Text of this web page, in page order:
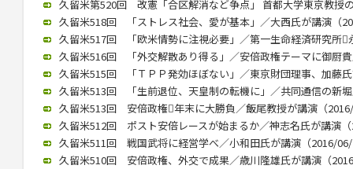
久留米第520回 改憲「合区解消など争点」 首都大学東京教授
久留米518回 「ストレス社会、愛が基本」／大西氏が講演（
久留米517回 「欧米情勢に注視必要」／第一生命経済研究所
久留米516回 「外交解散あり得る」／安倍政権テーマに御厨
久留米515回 「ＴＰＰ発効ほぼない」／東京財団理事、加藤
久留米513回 「生前退位、天皇制の転機に」／共同通信の新
久留米513回 安倍政権年末に大勝負／飯尾教授が講演（
久留米512回 ポスト安倍レースが始まるか／神志名氏が講演
久留米511回 戦国武将に経営学べ／小和田氏が講演（2016/
久留米510回 安倍政権、外交で成果／歳川隆雄氏が講演（